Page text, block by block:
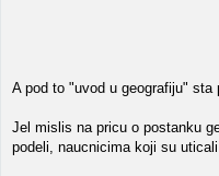
A pod to "uvod u geografiju" sta
Jel mislis na pricu o postanku
podeli, naucnicima koji su